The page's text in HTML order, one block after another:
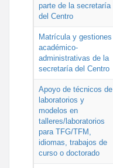
parte de la secretaría
del Centro
Matrícula y gestiones
académico-
administrativas de la
secretaría del Centro
Apoyo de técnicos de
laboratorios y
modelos en
talleres/laboratorios
para TFG/TFM,
idiomas, trabajos de
curso o doctorado